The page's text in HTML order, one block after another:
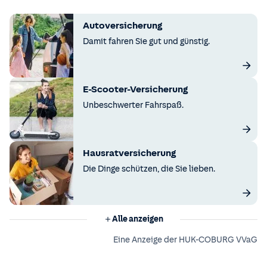
Autoversicherung
Damit fahren Sie gut und günstig.
E-Scooter-Versicherung
Unbeschwerter Fahrspaß.
Hausratversicherung
Die Dinge schützen, die Sie lieben.
Alle anzeigen
Eine Anzeige der HUK-COBURG VVaG